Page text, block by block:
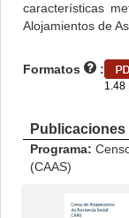
características
Alojamientos de
Formatos :
1.48
Programa:
(CAAS)